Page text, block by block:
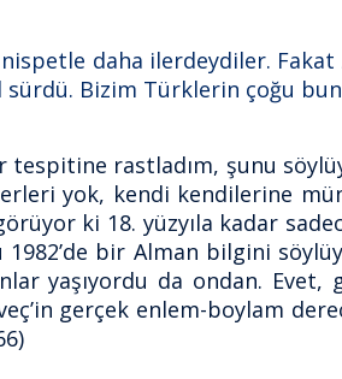
daha ilerdeydiler.
sürdü. Bizim Türklerin çoğu
tespitine rastladım, şunu
yok, kendi kendilerine
ki 18. yüzyıla kadar
1982’de bir Alman bilgini
yaşıyordu da ondan.
gerçek enlem-boylam